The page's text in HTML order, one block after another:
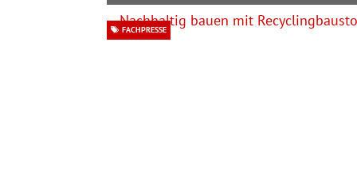
FACHPRESSE